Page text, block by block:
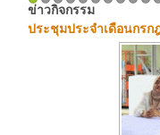
1 2 3 4 5 6
ข่าวกิจกรรม
ประชุมประจำเดือนกรก